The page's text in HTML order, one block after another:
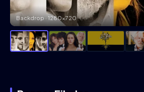
Backdrop · 1280×720